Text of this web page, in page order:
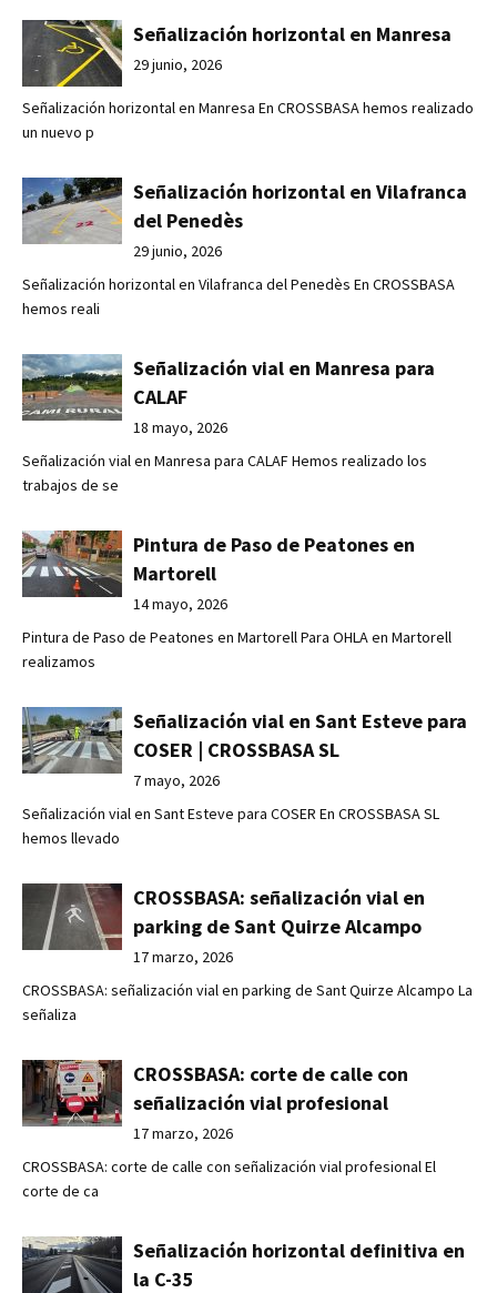
Señalización horizontal en Manresa
29 junio, 2026
Señalización horizontal en Manresa En CROSSBASA hemos realizado
un nuevo p
Señalización horizontal en Vilafranca
del Penedès
29 junio, 2026
Señalización horizontal en Vilafranca del Penedès En CROSSBASA
hemos reali
Señalización vial en Manresa para
CALAF
18 mayo, 2026
Señalización vial en Manresa para CALAF Hemos realizado los
trabajos de se
Pintura de Paso de Peatones en
Martorell
14 mayo, 2026
Pintura de Paso de Peatones en Martorell Para OHLA en Martorell
realizamos
Señalización vial en Sant Esteve para
COSER | CROSSBASA SL
7 mayo, 2026
Señalización vial en Sant Esteve para COSER En CROSSBASA SL
hemos llevado
CROSSBASA: señalización vial en
parking de Sant Quirze Alcampo
17 marzo, 2026
CROSSBASA: señalización vial en parking de Sant Quirze Alcampo La
señaliza
CROSSBASA: corte de calle con
señalización vial profesional
17 marzo, 2026
CROSSBASA: corte de calle con señalización vial profesional El
corte de ca
Señalización horizontal definitiva en
la C-35